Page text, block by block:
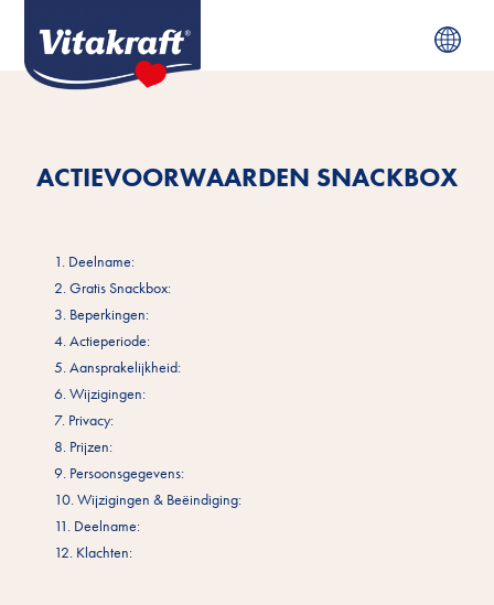
ACTIEVOORWAARDEN SNACKBOX
1. Deelname:
2. Gratis Snackbox:
3. Beperkingen:
4. Actieperiode:
5. Aansprakelijkheid:
6. Wijzigingen:
7. Privacy:
8. Prijzen:
9. Persoonsgegevens:
10. Wijzigingen & Beëindiging:
11. Deelname:
12. Klachten: